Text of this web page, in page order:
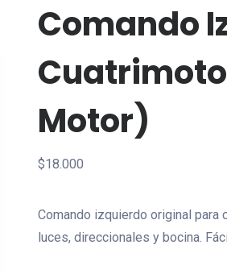
Comando
Motor)
$18.000
Comando izquierdo original para
luces, direccionales y bocina.